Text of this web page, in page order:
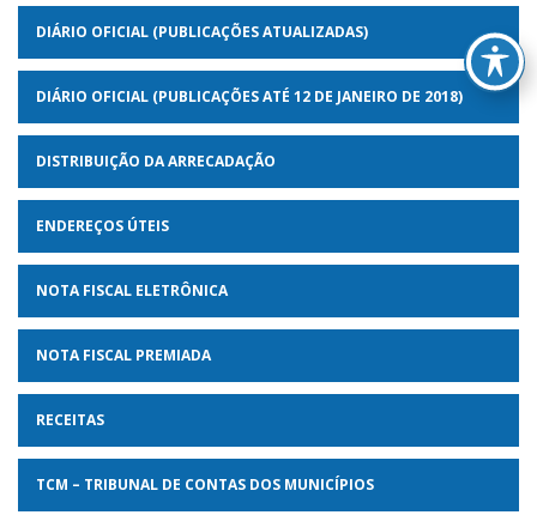
DIÁRIO OFICIAL (PUBLICAÇÕES ATUALIZADAS)
DIÁRIO OFICIAL (PUBLICAÇÕES ATÉ 12 DE JANEIRO DE 2018)
DISTRIBUIÇÃO DA ARRECADAÇÃO
ENDEREÇOS ÚTEIS
NOTA FISCAL ELETRÔNICA
NOTA FISCAL PREMIADA
RECEITAS
TCM – TRIBUNAL DE CONTAS DOS MUNICÍPIOS